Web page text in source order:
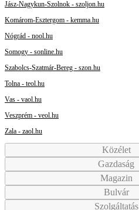
Jász-Nagykun-Szolnok - szoljon.hu
Komárom-Esztergom - kemma.hu
Nógrád - nool.hu
Somogy - sonline.hu
Szabolcs-Szatmár-Bereg - szon.hu
Tolna - teol.hu
Vas - vaol.hu
Veszprém - veol.hu
Zala - zaol.hu
Közélet
Gazdaság
Magazin
Bulvár
Szolgáltatás